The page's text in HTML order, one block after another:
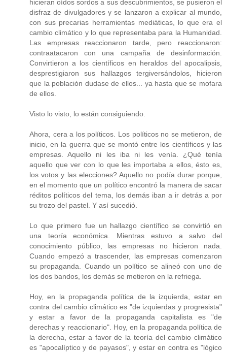
hicieran oídos sordos a sus descubrimientos, se pusieron el
disfraz de divulgadores y se lanzaron a explicar al mundo,
con sus precarias herramientas mediáticas, lo que era el
cambio climático y lo que representaba para la Humanidad.
Las empresas reaccionaron tarde, pero reaccionaron:
contraatacaron con una campaña de desinformación.
Convirtieron a los científicos en heraldos del apocalipsis,
desprestigiaron sus hallazgos tergiversándolos, hicieron
que la población dudase de ellos... ya hasta que se mofara
de ellos.
Visto lo visto, lo están consiguiendo.
Ahora, cera a los políticos. Los políticos no se metieron, de
inicio, en la guerra que se montó entre los científicos y las
empresas. Aquello ni les iba ni les venía. ¿Qué tenía
aquello que ver con lo que les importaba a ellos, ésto es,
los votos y las elecciones? Aquello no podía durar porque,
en el momento que un político encontró la manera de sacar
réditos políticos del tema, los demás iban a ir detrás a por
su trozo del pastel. Y así sucedió.
Lo que primero fue un hallazgo científico se convirtió en
una teoría económica. Mientras estuvo a salvo del
conocimiento público, las empresas no hicieron nada.
Cuando empezó a trascender, las empresas comenzaron
su propaganda. Cuando un político se alineó con uno de
los dos bandos, los demás se metieron en la refriega.
Hoy, en la propaganda política de la izquierda, estar en
contra del cambio climático es "de izquierdas y progresista"
y estar a favor de la propaganda capitalista es "de
derechas y reaccionario". Hoy, en la propaganda política de
la derecha, estar a favor de la teoría del cambio climático
es "apocalíptico y de payasos", y estar en contra es "lógico